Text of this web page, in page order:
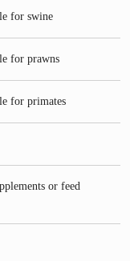
for swine
for prawns
for primates
or feed